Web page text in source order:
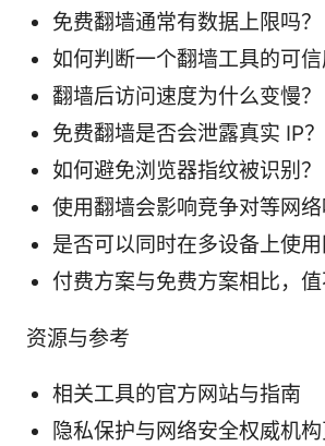
免费翻墙通常有数据上限吗？
如何判断一个翻墙工具的可信
翻墙后访问速度为什么变慢？
免费翻墙是否会泄露真实 IP？
如何避免浏览器指纹被识别？
使用翻墙会影响竞争对等网络
是否可以同时在多设备上使用
付费方案与免费方案相比，值
资源与参考
相关工具的官方网站与指南
隐私保护与网络安全权威机